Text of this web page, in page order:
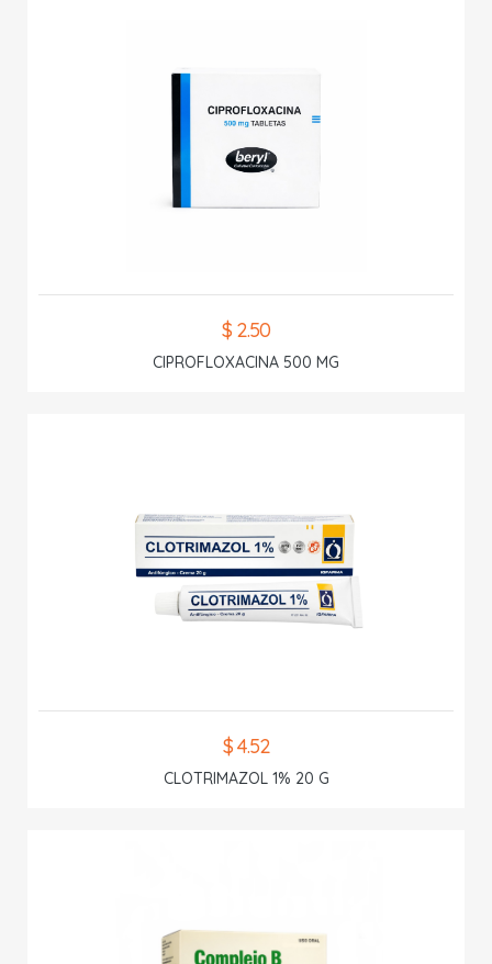
$ 2.50
CIPROFLOXACINA 500 MG
$ 4.52
CLOTRIMAZOL 1% 20 G